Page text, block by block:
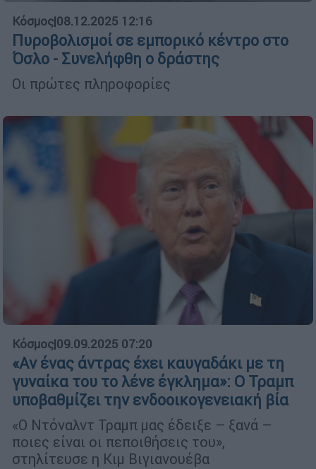
Κόσμος|08.12.2025 12:16
Πυροβολισμοί σε εμπορικό κέντρο στο
Όσλο - Συνελήφθη ο δράστης
Οι πρώτες πληροφορίες
Κόσμος|09.09.2025 07:20
«Αν ένας άντρας έχει καυγαδάκι με τη
γυναίκα του το λένε έγκλημα»: Ο Τραμπ
υποβαθμίζει την ενδοοικογενειακή βία
«Ο Ντόναλντ Τραμπ μας έδειξε – ξανά –
ποιες είναι οι πεποιθήσεις του»,
στηλίτευσε η Κιμ Βιγιανουέβα